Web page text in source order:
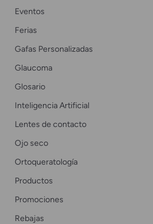
Eventos
Ferias
Gafas Personalizadas
Glaucoma
Glosario
Inteligencia Artificial
Lentes de contacto
Ojo seco
Ortoqueratología
Productos
Promociones
Rebajas